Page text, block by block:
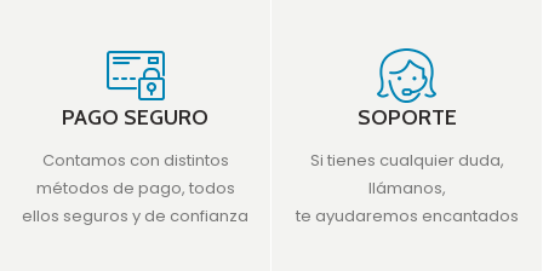
PAGO SEGURO
Contamos con distintos
métodos de pago, todos
ellos seguros y de confianza
SOPORTE
Si tienes cualquier duda,
llámanos,
te ayudaremos encantados